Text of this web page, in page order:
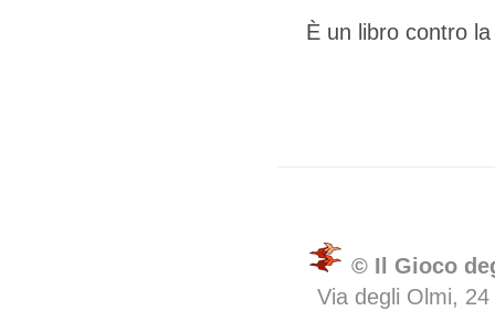
È un libro contro
© Il Gioco
Via degli Olmi,